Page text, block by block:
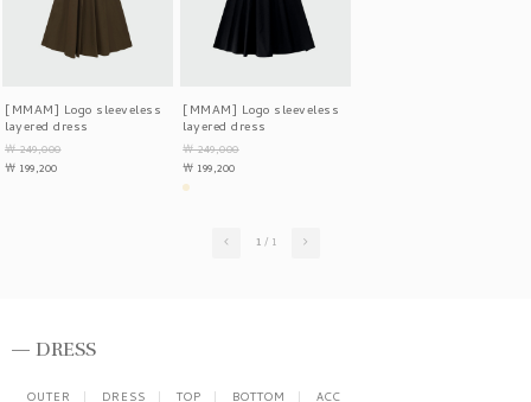
[MMAM] Logo sleeveless
layered dress
￦ 249,000
￦ 199,200
[MMAM] Logo sleeveless
layered dress
￦ 249,000
￦ 199,200
1/ 1
DRESS